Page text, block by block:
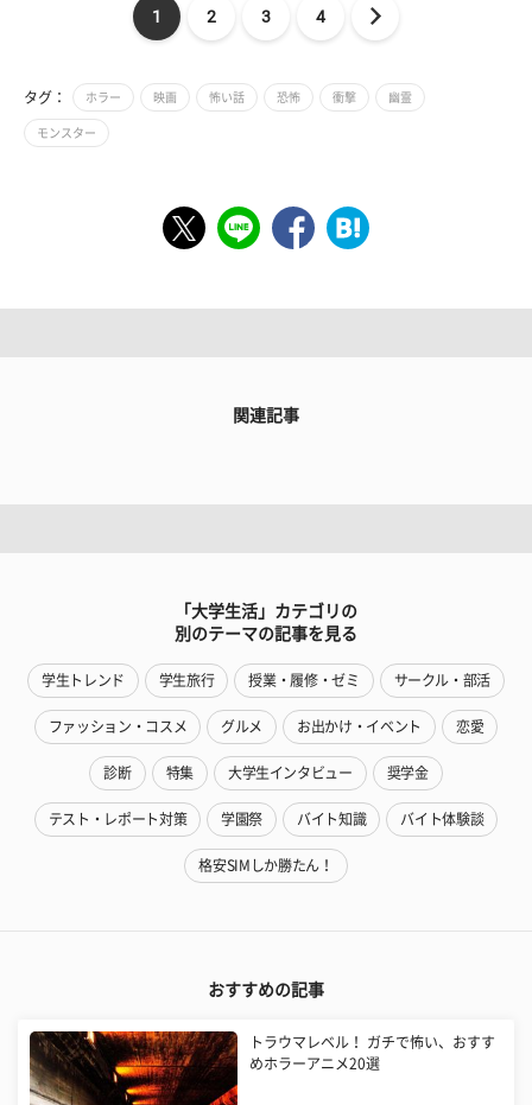
1 2 3 4
タグ： ホラー 映画 怖い話 恐怖 衝撃 幽霊
モンスター
関連記事
「大学生活」カテゴリの
別のテーマの記事を見る
学生トレンド 学生旅行 授業・履修・ゼミ サークル・部活
ファッション・コスメ グルメ お出かけ・イベント 恋愛
診断 特集 大学生インタビュー 奨学金
テスト・レポート対策 学園祭 バイト知識 バイト体験談
格安SIMしか勝たん！
おすすめの記事
トラウマレベル！ ガチで怖い、おすす
めホラーアニメ20選